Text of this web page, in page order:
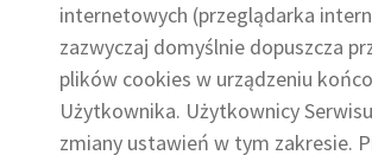
internetowych (przeglądarka
zazwyczaj domyślnie dopuszcza
plików cookies w urządzeniu
Użytkownika. Użytkownicy
zmiany ustawień w tym zakresie.